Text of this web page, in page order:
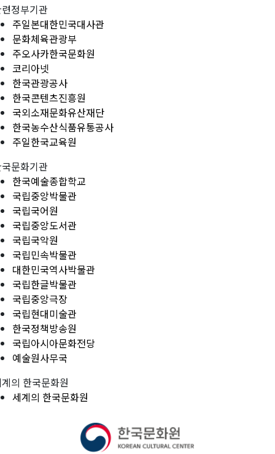
정부기관
주일본대한민국대사관
문화체육관광부
주오사카한국문화원
코리아넷
한국관광공사
한국콘텐츠진흥원
국외소재문화유산재단
한국농수산식품유통공사
주일한국교육원
문화기관
한국예술종합학교
국립중앙박물관
국립국어원
국립중앙도서관
국립국악원
국립민속박물관
대한민국역사박물관
국립한글박물관
국립중앙극장
국립현대미술관
한국정책방송원
국립아시아문화전당
예술원사무국
의 한국문화원
세계의 한국문화원